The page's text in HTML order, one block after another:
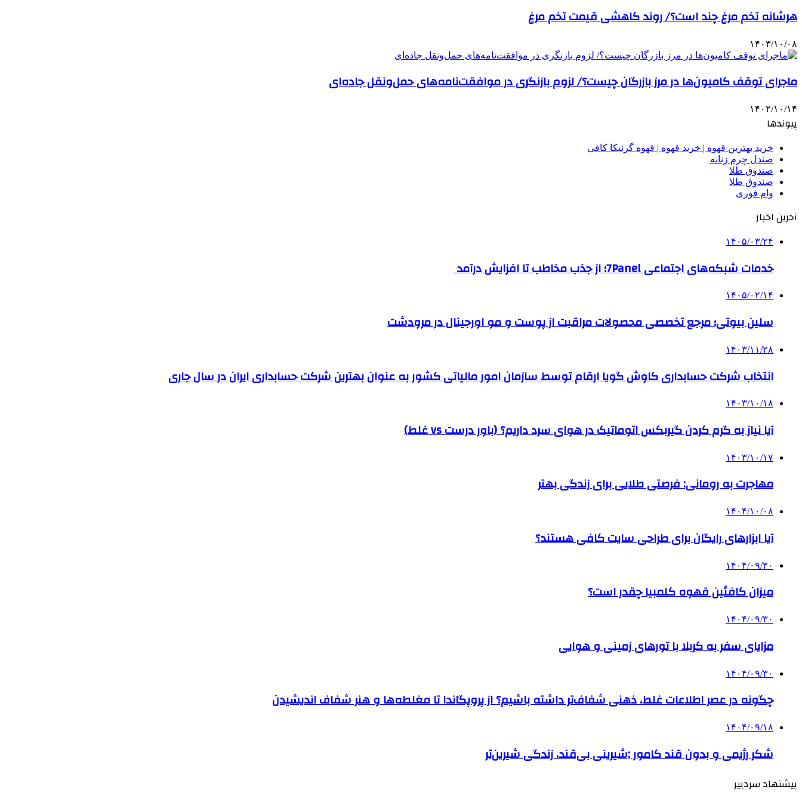
هرشانه تخم مرغ چند است؟/ روند کاهشی قیمت تخم مرغ
۱۴۰۳/۱۰/۰۸
ماجرای توقف کامیون‌ها در مرز بازرگان چیست؟/ لزوم بازنگری در موافقت‌نامه‌های حمل‌ونقل جاده‌ای
۱۴۰۲/۱۰/۱۴
پیوندها
خرید بهترین قهوه | خرید قهوه | قهوه گرنیکا کافی
صندل چرم زنانه
صندوق طلا
صندوق طلا
وام فوری
آخرین اخبار
۱۴۰۵/۰۳/۲۴
خدمات شبکه‌های اجتماعی 7Panel؛ از جذب مخاطب تا افزایش درآمد
۱۴۰۵/۰۲/۱۴
سلین بیوتی؛ مرجع تخصصی محصولات مراقبت از پوست و مو اورجینال در مرودشت
۱۴۰۳/۱۱/۲۸
انتخاب شرکت حسابداری کاوش گویا ارقام توسط سازمان امور مالیاتی کشور به عنوان بهترین شرکت حسابداری ایران در سال جاری
۱۴۰۳/۱۰/۱۸
آیا نیاز به گرم کردن گیربکس اتوماتیک در هوای سرد داریم؟ (باور درست vs غلط)
۱۴۰۳/۱۰/۱۷
مهاجرت به رومانی: فرصتی طلایی برای زندگی بهتر
۱۴۰۴/۱۰/۰۸
آیا ابزارهای رایگان برای طراحی سایت کافی هستند؟
۱۴۰۴/۰۹/۳۰
میزان کافئین قهوه کلمبیا چقدر است؟
۱۴۰۴/۰۹/۳۰
مزایای سفر به کربلا با تورهای زمینی و هوایی
۱۴۰۴/۰۹/۳۰
چگونه در عصر اطلاعات غلط، ذهنی شفاف‌تر داشته باشیم؟ از پروپگاندا تا مغلطه‌ها و هنر شفاف اندیشیدن
۱۴۰۴/۰۹/۱۸
شکر رژیمی و بدون قند کامور ;شیرینی بی‌قند، زندگی شیرین‌تر
پیشنهاد سردبیر